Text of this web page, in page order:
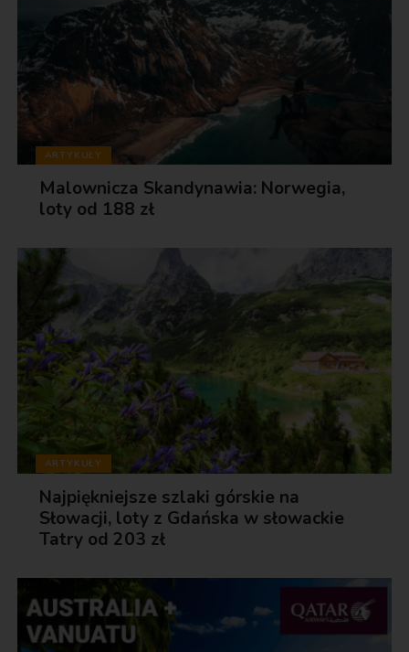
ARTYKUŁY
Malownicza Skandynawia: Norwegia,
loty od 188 zł
ARTYKUŁY
Najpiękniejsze szlaki górskie na
Słowacji, loty z Gdańska w słowackie
Tatry od 203 zł